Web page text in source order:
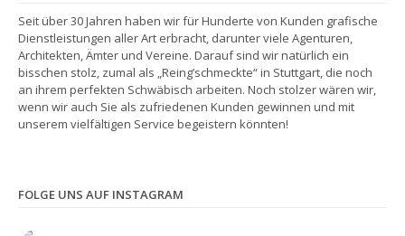
Seit über 30 Jahren haben wir für Hunderte von Kunden grafische
Dienstleistungen aller Art erbracht, darunter viele Agenturen,
Architekten, Ämter und Vereine. Darauf sind wir natürlich ein
bisschen stolz, zumal als „Reing’schmeckte“ in Stuttgart, die noch
an ihrem perfekten Schwäbisch arbeiten. Noch stolzer wären wir,
wenn wir auch Sie als zufriedenen Kunden gewinnen und mit
unserem vielfältigen Service begeistern könnten!
FOLGE UNS AUF INSTAGRAM